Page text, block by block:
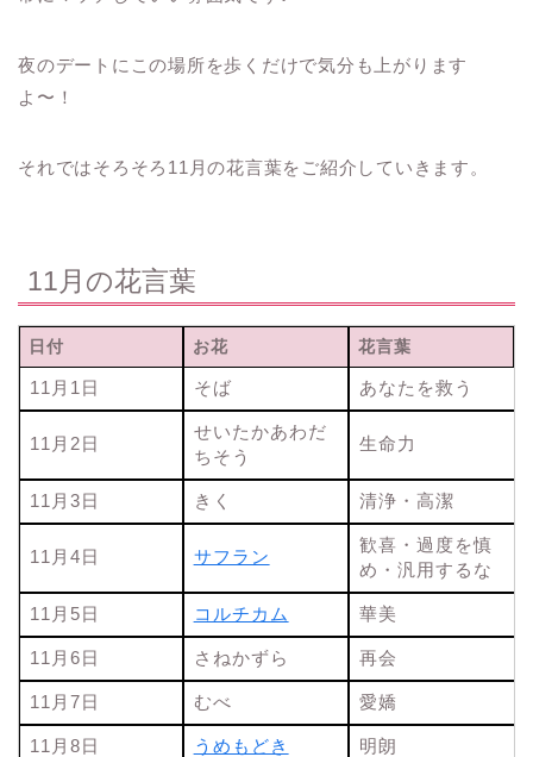
夜のデートにこの場所を歩くだけで気分も上がります
よ〜！
それではそろそろ11月の花言葉をご紹介していきます。
11月の花言葉
日付 お花 花言葉
11月1日 そば あなたを救う
11月2日
せいたかあわだ
ちそう
生命力
11月3日 きく 清浄・高潔
11月4日 サフラン
歓喜・過度を慎
め・汎用するな
11月5日 コルチカム 華美
11月6日 さねかずら 再会
11月7日 むべ 愛嬌
11月8日 うめもどき 明朗